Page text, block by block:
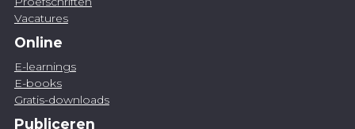
Vacatures
Online
E-learnings
E-books
Gratis-downloads
Publiceren